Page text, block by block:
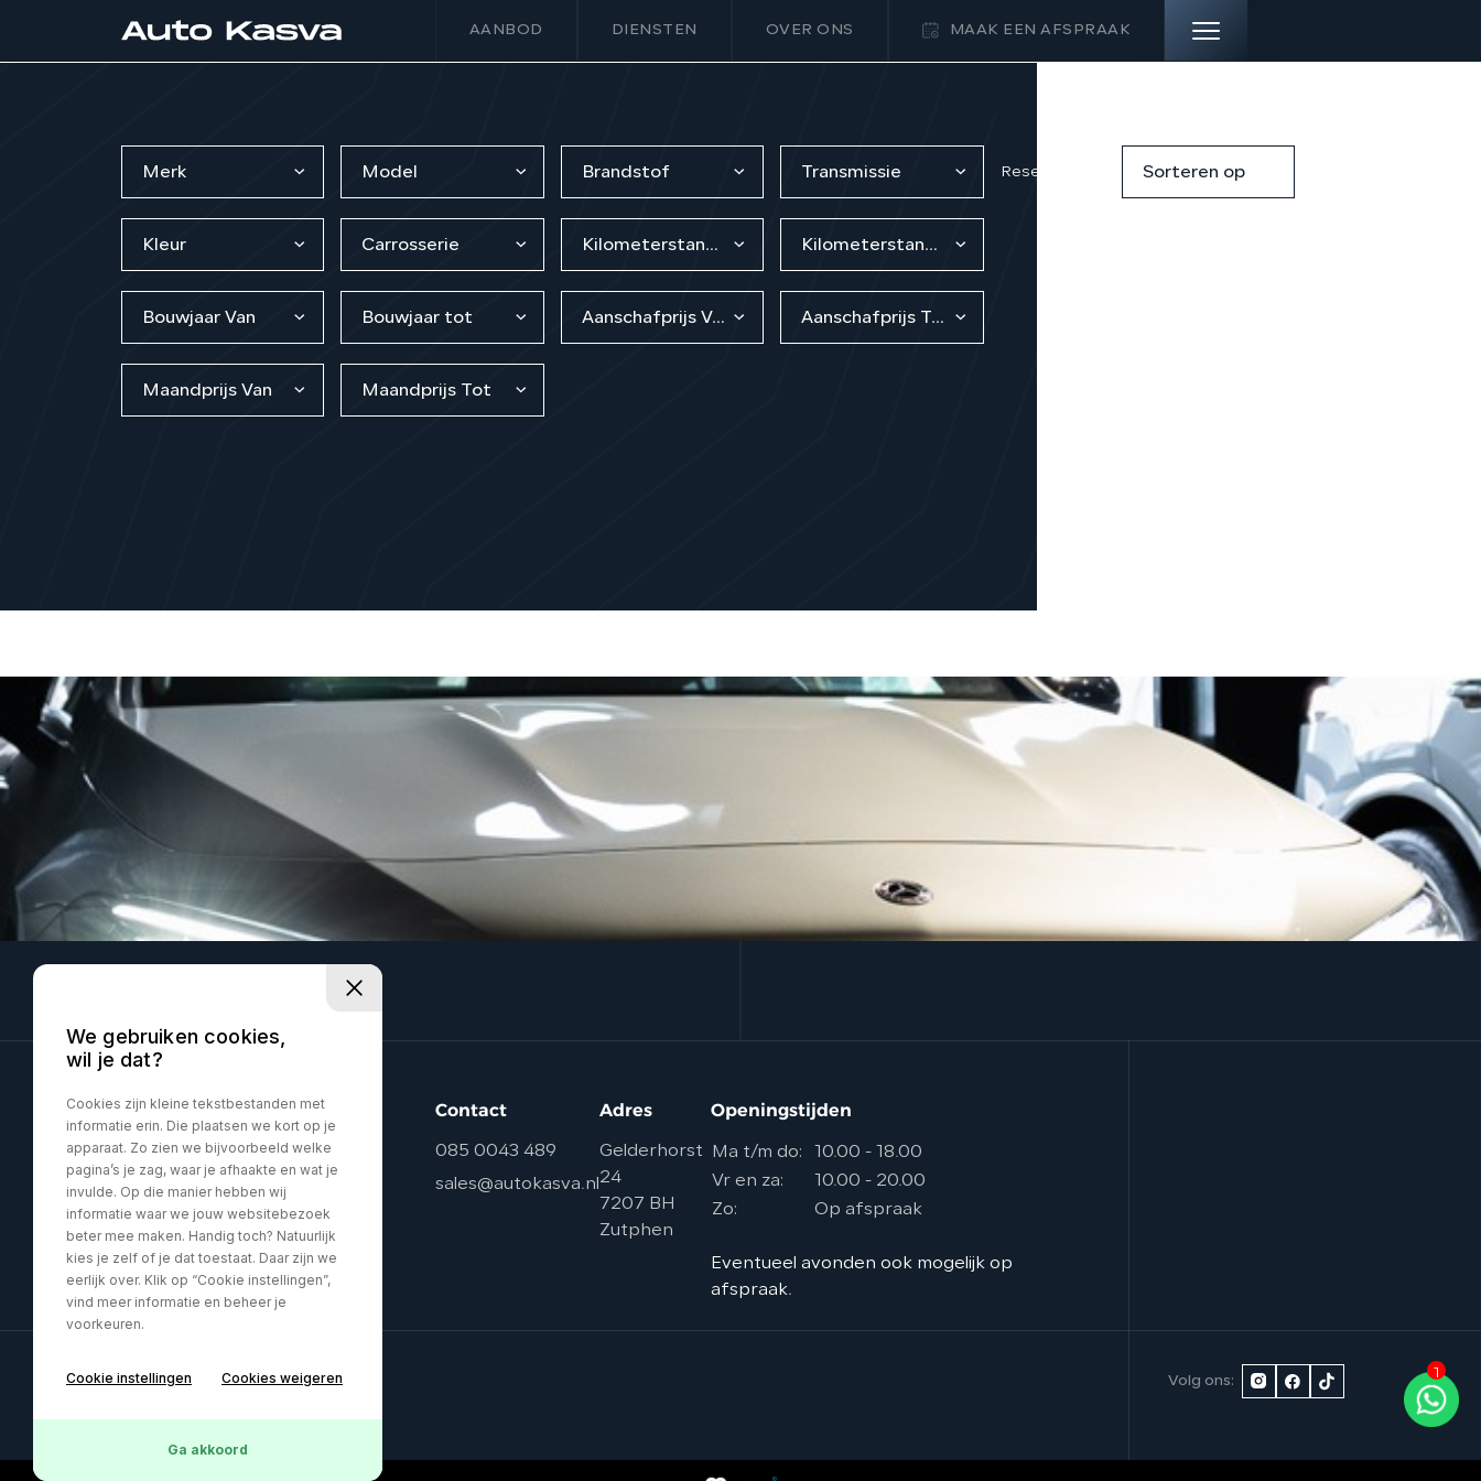
AANBOD DIENSTEN OVER ONS MAAK EEN AFSPRAAK
AANBOD
Merk Model Brandstof Transmissie
Kleur Carrosserie Kilometerstand van Kilometerstand tot
Bouwjaar Van Bouwjaar tot Aanschafprijs Van Aanschafprijs Tot
Maandprijs Van Maandprijs Tot
Reset filters Sorteren op
Contact
085 0043 489
sales@autokasva.nl
Adres
Gelderhorst
24
7207 BH
Zutphen
Openingstijden
Ma t/m do:
10.00 - 18.00
Vr en za:
10.00 - 20.00
Zo:
Op afspraak
Eventueel avonden ook mogelijk op
afspraak.
Privacy policy Volg ons:
We gebruiken cookies,
wil je dat?
Cookies zijn kleine tekstbestanden met
informatie erin. Die plaatsen we kort op je
apparaat. Zo zien we bijvoorbeeld welke
pagina’s je zag, waar je afhaakte en wat je
invulde. Op die manier hebben wij
informatie waar we jouw websitebezoek
beter mee maken. Handig toch? Natuurlijk
kies je zelf of je dat toestaat. Daar zijn we
eerlijk over. Klik op “Cookie instellingen”,
vind meer informatie en beheer je
voorkeuren.
Cookie instellingen Cookies weigeren
Ga akkoord